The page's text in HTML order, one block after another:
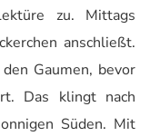
zu. Mittags
anschließt.
Gaumen, bevor
Das klingt nach
Süden. Mit